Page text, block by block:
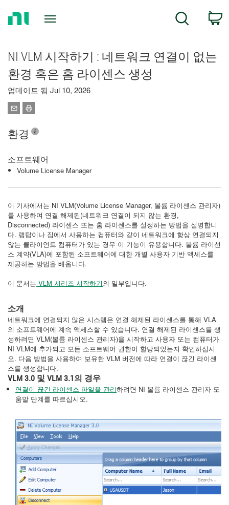
Search
NI VLM 시작하기 : 네트워크 연결이 없는
환경 혹은 홈 라이센스 생성
업데이트 됨 Jul 10, 2026
환경
소프트웨어
Volume License Manager
이 기사에서는 NI VLM(Volume License Manager, 볼륨 라이센스 관리자)
를 사용하여 연결 해제된(네트워크 연결이 되지 않는 환경,
Disconnected) 라이센스 또는 홈 라이센스를 설정하는 방법을 설명합니
다. 랩탑이나 집에서 사용하는 컴퓨터와 같이 네트워크에 항상 연결되지
않는 클라이언트 컴퓨터가 있는 경우 이 기능이 유용합니다. 볼륨 라이선
스 계약(VLA)에 포함된 소프트웨어에 대한 개별 사용자 기반 액세스를
제공하는 방법을 배웁니다.
이 문서는 VLM 시리즈 시작하기의 일부입니다.
소개
네트워크에 연결되지 않은 시스템은 연결 해제된 라이센스를 통해 VLA
의 소프트웨어에 계속 액세스할 수 있습니다. 연결 해제된 라이센스를 생
성하려면 VLM(볼륨 라이센스 관리자)을 시작하고 사용자 또는 컴퓨터가
NI VLM에 추가되고 모든 소프트웨어 권한이 할당되었는지 확인하십시
오. 다음 방법을 사용하여 보유한 VLM 버전에 따라 연결이 끊긴 라이센
스를 생성합니다.
VLM 3.0 및 VLM 3.1의 경우
연결이 끊긴 라이센스 파일을 관리하려면 NI 볼륨 라이센스 관리자 도
움말 단계를 따르십시오.